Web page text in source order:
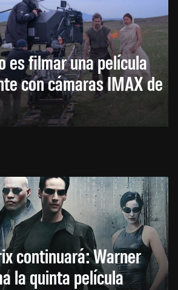
es filmar una película
con cámaras IMAX de
continuará: Warner
la quinta película